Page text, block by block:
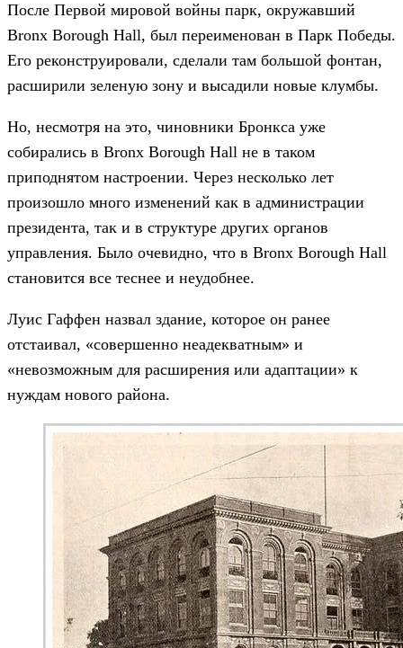
После Первой мировой войны парк, окружавший
Bronx Borough Hall, был переименован в Парк Победы.
Его реконструировали, сделали там большой фонтан,
расширили зеленую зону и высадили новые клумбы.
Но, несмотря на это, чиновники Бронкса уже
собирались в Bronx Borough Hall не в таком
приподнятом настроении. Через несколько лет
произошло много изменений как в администрации
президента, так и в структуре других органов
управления. Было очевидно, что в Bronx Borough Hall
становится все теснее и неудобнее.
Луис Гаффен назвал здание, которое он ранее
отстаивал, «совершенно неадекватным» и
«невозможным для расширения или адаптации» к
нуждам нового района.